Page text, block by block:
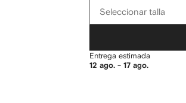
tallaSeleccionar talla
Entrega estimada
12 ago. - 17 ago.